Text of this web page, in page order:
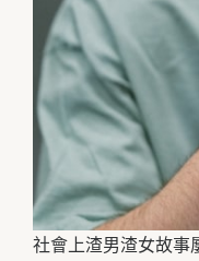
社會上渣男渣女故